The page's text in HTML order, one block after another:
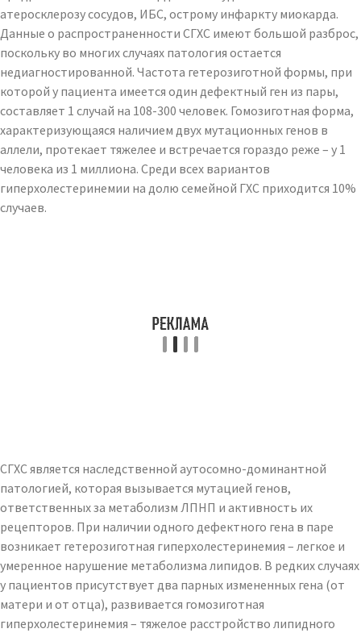
атеросклерозу сосудов, ИБС, острому инфаркту миокарда.
Данные о распространенности СГХС имеют большой разброс,
поскольку во многих случаях патология остается
недиагностированной. Частота гетерозиготной формы, при
которой у пациента имеется один дефектный ген из пары,
составляет 1 случай на 108-300 человек. Гомозиготная форма,
характеризующаяся наличием двух мутационных генов в
аллели, протекает тяжелее и встречается гораздо реже – у 1
человека из 1 миллиона. Среди всех вариантов
гиперхолестеринемии на долю семейной ГХС приходится 10%
случаев.
СГХС является наследственной аутосомно-доминантной
патологией, которая вызывается мутацией генов,
ответственных за метаболизм ЛПНП и активность их
рецепторов. При наличии одного дефектного гена в паре
возникает гетерозиготная гиперхолестеринемия – легкое и
умеренное нарушение метаболизма липидов. В редких случаях
у пациентов присутствует два парных измененных гена (от
матери и от отца), развивается гомозиготная
гиперхолестеринемия – тяжелое расстройство липидного